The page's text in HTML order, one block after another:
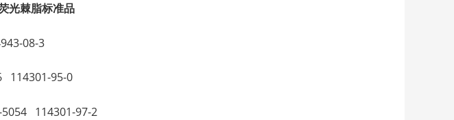
光棘脂标准品
08-3
114301-95-0
114301-97-2